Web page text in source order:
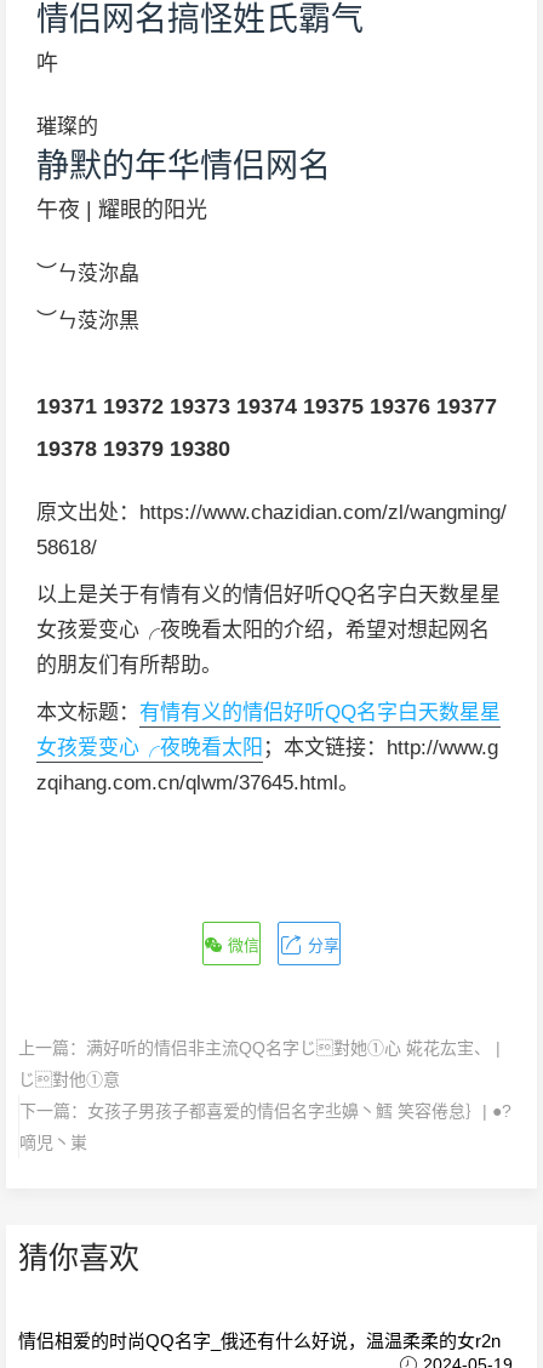
情侣网名搞怪姓氏霸气
吘
璀璨的
静默的年华情侣网名
午夜 | 耀眼的阳光
︶ㄣ莈沵皛
︶ㄣ莈沵黒
19371 19372 19373 19374 19375 19376 19377
19378 19379 19380
原文出处：https://www.chazidian.com/zl/wangming/
58618/
以上是关于有情有义的情侣好听QQ名字白天数星星
女孩爱变心╭夜晚看太阳的介绍，希望对想起网名
的朋友们有所帮助。
本文标题： 有情有义的情侣好听QQ名字白天数星星
女孩爱变心╭夜晚看太阳 ；本文链接：http://www.g
zqihang.com.cn/qlwm/37645.html。
微信 分享
上一篇： 满好听的情侣非主流QQ名字じ對她①心 婲花厷宔、 |
じ對他①意
下一篇： 女孩子男孩子都喜爱的情侣名字丠嬶丶鱈 笑容倦怠｝| ●?
嘀児丶崬
猜你喜欢
情侣相爱的时尚QQ名字_俄还有什么好说，温温柔柔的女r2n